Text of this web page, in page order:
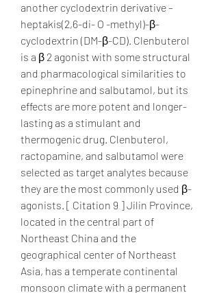
another cyclodextrin derivative –
heptakis(2,6-di- O -methyl)-β-
cyclodextrin (DM-β-CD). Clenbuterol
is a β 2 agonist with some structural
and pharmacological similarities to
epinephrine and salbutamol, but its
effects are more potent and longer-
lasting as a stimulant and
thermogenic drug. Clenbuterol,
ractopamine, and salbutamol were
selected as target analytes because
they are the most commonly used β-
agonists. [ Citation 9 ] Jilin Province,
located in the central part of
Northeast China and the
geographical center of Northeast
Asia, has a temperate continental
monsoon climate with a permanent